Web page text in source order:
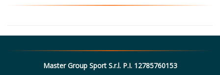
Master Group Sport S.r.l. P.I. 12785760153